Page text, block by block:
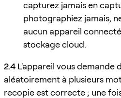
capturez jamais en
photographiez jamais,
aucun appareil
stockage cloud.
2.4 L'appareil vous demande
aléatoirement à plusieurs
recopie est correcte ; une